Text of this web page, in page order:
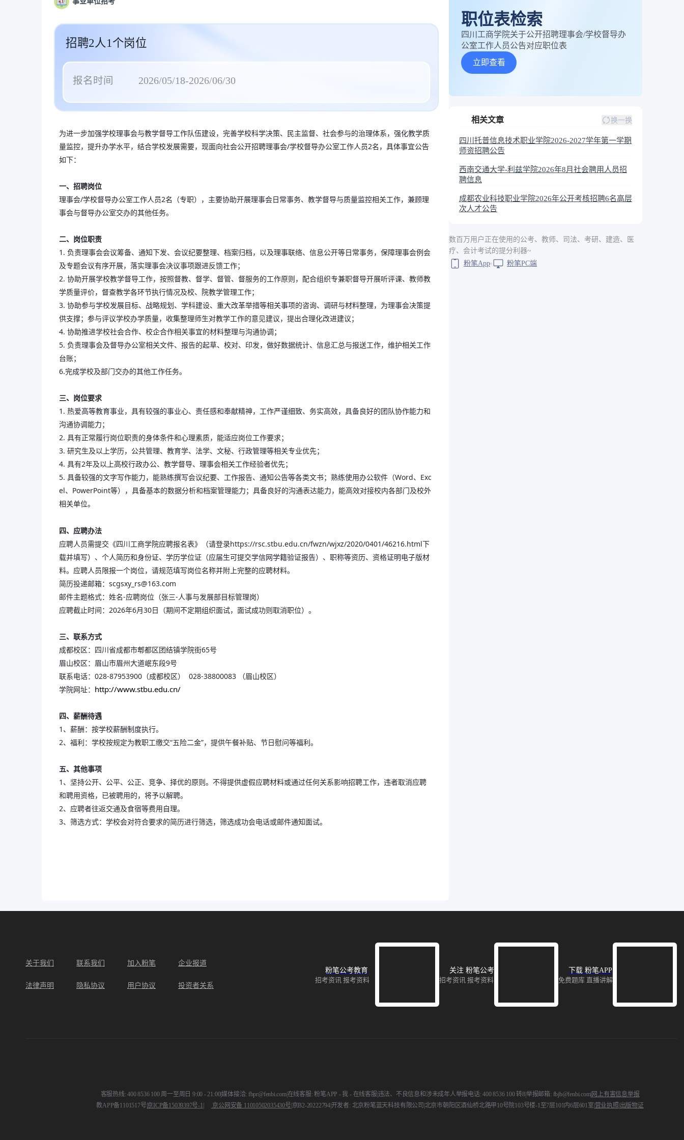
招聘2人1个岗位
报名时间 2026/05/18-2026/06/30
为进一步加强学校理事会与教学督导工作队伍建设，完善学校科学决策、民主监督、社会参与的治理体系，强化教学质
量监控，提升办学水平，结合学校发展需要，现面向社会公开招聘理事会/学校督导办公室工作人员2名，具体事宜公告
如下：
一、 招聘岗位
理事会/学校督导办公室工作人员2名（专职），主要协助开展理事会日常事务、教学督导与质量监控相关工作，兼顾理
事会与督导办公室交办的其他任务。
二、 岗位职责
1. 负责理事会会议筹备、通知下发、会议纪要整理、档案归档，以及理事联络、信息公开等日常事务，保障理事会例会
及专题会议有序开展，落实理事会决议事项跟进反馈工作；
2. 协助开展学校教学督导工作，按照督教、督学、督管、督服务的工作原则，配合组织专兼职督导开展听评课、教师教
学质量评价，督查教学各环节执行情况及校、院教学管理工作；
3. 协助参与学校发展目标、战略规划、学科建设、重大改革举措等相关事项的咨询、调研与材料整理，为理事会决策提
供支撑；参与评议学校办学质量，收集整理师生对教学工作的意见建议，提出合理化改进建议；
4. 协助推进学校社会合作、校企合作相关事宜的材料整理与沟通协调；
5. 负责理事会及督导办公室相关文件、报告的起草、校对、印发，做好数据统计、信息汇总与报送工作，维护相关工作
台账；
6.完成学校及部门交办的其他工作任务。
三、岗位要求
1. 热爱高等教育事业，具有较强的事业心、责任感和奉献精神，工作严谨细致、务实高效，具备良好的团队协作能力和
沟通协调能力；
2. 具有正常履行岗位职责的身体条件和心理素质，能适应岗位工作要求；
3. 研究生及以上学历，公共管理、教育学、法学、文秘、行政管理等相关专业优先；
4. 具有2年及以上高校行政办公、教学督导、理事会相关工作经验者优先；
5. 具备较强的文字写作能力，能熟练撰写会议纪要、工作报告、通知公告等各类文书；熟练使用办公软件（Word、Exc
el、PowerPoint等），具备基本的数据分析和档案管理能力；具备良好的沟通表达能力，能高效对接校内各部门及校外
相关单位。
四、应聘办法
应聘人员需提交《四川工商学院应聘报名表》（请登录https://rsc.stbu.edu.cn/fwzn/wjxz/2020/0401/46216.html下
载并填写）、个人简历和身份证、学历学位证（应届生可提交学信网学籍验证报告）、职称等资历、资格证明电子版材
料。应聘人员限报一个岗位，请规范填写岗位名称并附上完整的应聘材料。
简历投递邮箱：scgsxy_rs@163.com
邮件主题格式：姓名-应聘岗位（张三-人事与发展部目标管理岗）
应聘截止时间：2026年6月30日（期间不定期组织面试，面试成功则取消职位）。
三、联系方式
成都校区：四川省成都市郫都区团结镇学院街65号
眉山校区：眉山市眉州大道岷东段9号
联系电话：028-87953900（成都校区） 028-38800083 （眉山校区）
学院网址： http://www.stbu.edu.cn/
四、薪酬待遇
1、薪酬：按学校薪酬制度执行。
2、福利：学校按规定为教职工缴交“五险二金”，提供午餐补贴、节日慰问等福利。
五、其他事项
1、坚持公开、公平、公正、竞争、择优的原则。不得提供虚假应聘材料或通过任何关系影响招聘工作，违者取消应聘
和聘用资格，已被聘用的，将予以解聘。
2、应聘者往返交通及食宿等费用自理。
3、筛选方式：学校会对符合要求的简历进行筛选，筛选成功会电话或邮件通知面试。
职位表检索
四川工商学院关于公开招聘理事会/学校督导办
公室工作人员公告对应职位表
立即查看
相关文章 换一换
四川托普信息技术职业学院2026-2027学年第一学期
师资招聘公告
西南交通大学-利兹学院2026年8月社会聘用人员招
聘信息
成都农业科技职业学院2026年公开考核招聘6名高层
次人才公告
数百万用户正在使用的公考、教师、司法、考研、建造、医
疗、会计考试的提分利器~
粉笔App
粉笔PC端
关于我们 联系我们 加入粉笔 企业报道
法律声明 隐私协议 用户协议 投资者关系
粉笔公考教育
招考资讯 报考资料
关注 粉笔公考
招考资讯 报考资料
下载 粉笔APP
免费题库 直播讲解
客服热线: 400 8536 100 周一至周日 9:00 - 21:00|媒体接洽: fbpr@fenbi.com|在线客服: 粉笔APP - 我 - 在线客服 违法、不良信息和涉未成年人举报电话: 400 8536 100 转8举报邮箱: fbjb@fenbi.com| 网上有害信息举报
教APP备1101517号 京ICP备15039397号-1 京公网安备 11010502035430号 京B2-20222794|开发者: 北京粉笔蓝天科技有限公司 北京市朝阳区酒仙桥北路甲10号院103号楼-1至7层101内6层601室 营业执照 出版物证